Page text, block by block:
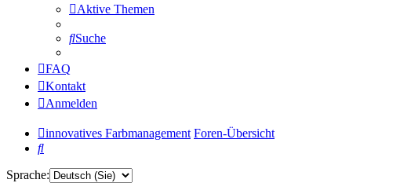
Aktive Themen
Suche
FAQ
Kontakt
Anmelden
innovatives Farbmanagement Foren-Übersicht
Suche
Sprache: